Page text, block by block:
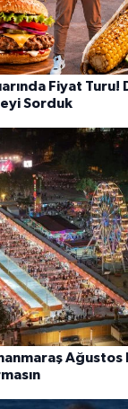
Fiyat Turu!
Sorduk
Ağustos